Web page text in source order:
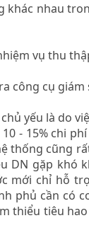
khác nhau
vụ thu
công cụ
yếu là do
- 15% chi
thống cũng
DN gặp khó
mới chỉ hỗ
phủ cần có
thiểu tiêu